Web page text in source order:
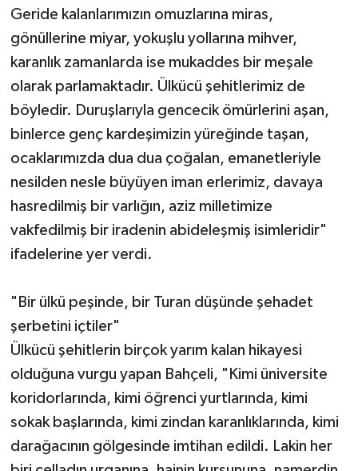
Geride kalanlarımızın omuzlarına miras,
gönüllerine miyar, yokuşlu yollarına mihver,
karanlık zamanlarda ise mukaddes bir meşale
olarak parlamaktadır. Ülkücü şehitlerimiz de
böyledir. Duruşlarıyla gencecik ömürlerini aşan,
binlerce genç kardeşimizin yüreğinde taşan,
ocaklarımızda dua dua çoğalan, emanetleriyle
nesilden nesle büyüyen iman erlerimiz, davaya
hasredilmiş bir varlığın, aziz milletimize
vakfedilmiş bir iradenin abideleşmiş isimleridir"
ifadelerine yer verdi.
"Bir ülkü peşinde, bir Turan düşünde şehadet
şerbetini içtiler"
Ülkücü şehitlerin birçok yarım kalan hikayesi
olduğuna vurgu yapan Bahçeli, "Kimi üniversite
koridorlarında, kimi öğrenci yurtlarında, kimi
sokak başlarında, kimi zindan karanlıklarında, kimi
darağacının gölgesinde imtihan edildi. Lakin her